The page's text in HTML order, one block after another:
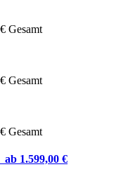
Gesamt
Gesamt
Gesamt
ab 1.599,00 €